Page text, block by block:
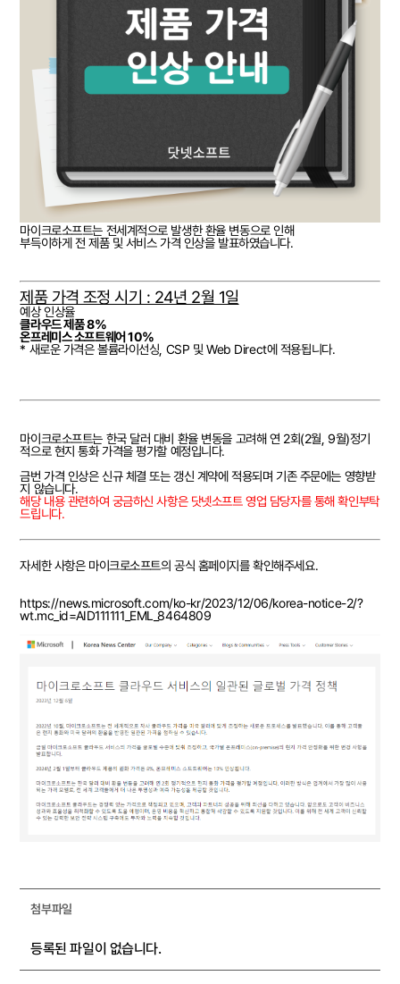
마이크로소프트는 전세계적으로 발생한 환율 변동으로 인해
부득이하게 전 제품 및 서비스 가격 인상을 발표하였습니다.
제품 가격 조정 시기 : 24년 2월 1일
예상 인상율
클라우드 제품 8%
온프레미스 소프트웨어 10%
* 새로운 가격은 볼륨라이선싱, CSP 및 Web Direct에 적용됩니다.
마이크로소프트는 한국 달러 대비 환율 변동을 고려해 연 2회(2월, 9월)정기
적으로 현지 통화 가격을 평가할 예정입니다.
금번 가격 인상은 신규 체결 또는 갱신 계약에 적용되며 기존 주문에는 영향받
지 않습니다.
해당 내용 관련하여 궁금하신 사항은 닷넷소프트 영업 담당자를 통해 확인부탁
드립니다.
자세한 사항은마이크로소프트의 공식 홈페이지를 확인해주세요.
https://news.microsoft.com/ko-kr/2023/12/06/korea-notice-2/?
wt.mc_id=AID111111_EML_8464809
첨부파일
등록된 파일이 없습니다.